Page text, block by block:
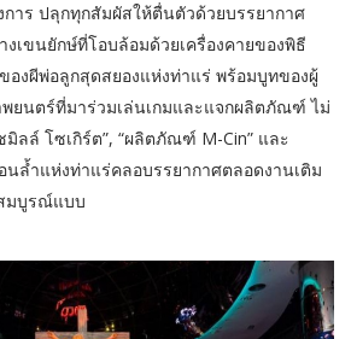
าร ปลุกทุกสัมผัสให้ตื่นตัวด้วยบรรยากาศ
งเขนยักษ์ที่โอบล้อมด้วยเครื่องคายของพิธี
องผีพ่อลูกสุดสยองแห่งท่าแร่ พร้อมบูทของผู้
ยนตร์ที่มาร่วมเล่นเกมและแจกผลิตภัณฑ์ ไม่
มิลล์ โซเกิร์ต”, “ผลิตภัณฑ์ M-Cin” และ
นล้ำแห่งท่าแร่คลอบรรยากาศตลอดงานเติม
มบูรณ์แบบ